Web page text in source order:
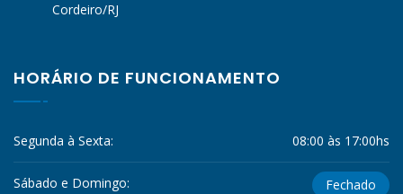
Cordeiro/RJ
HORÁRIO DE FUNCIONAMENTO
Segunda à Sexta: 08:00 às 17:00hs
Sábado e Domingo: Fechado